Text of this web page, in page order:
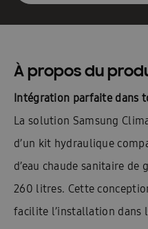
À propos du
Intégration parfaite dans
La solution Samsung
d’un kit hydraulique
d’eau chaude sanitaire de
260 litres. Cette
facilite l’installation dans